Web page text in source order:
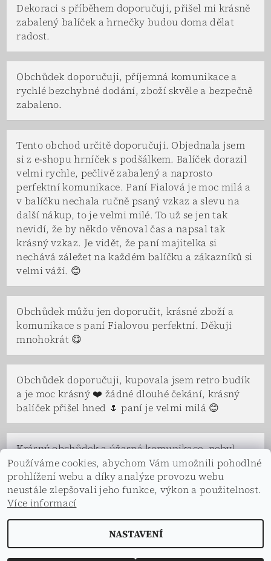
Dekoraci s příběhem doporučuji, přišel mi krásně
zabalený balíček a hrnečky budou doma dělat
radost.
Obchůdek doporučuji, příjemná komunikace a
rychlé bezchybné dodání, zboží skvěle a bezpečně
zabaleno.
Tento obchod určitě doporučuji. Objednala jsem
si z e-shopu hrníček s podšálkem. Balíček dorazil
velmi rychle, pečlivě zabalený a naprosto
perfektní komunikace. Paní Fialová je moc milá a
v balíčku nechala ručně psaný vzkaz a slevu na
další nákup, to je velmi milé. To už se jen tak
nevidí, že by někdo věnoval čas a napsal tak
krásný vzkaz. Je vidět, že paní majitelka si
nechává záležet na každém balíčku a zákazníků si
velmi váží. 😊
Obchůdek můžu jen doporučit, krásné zboží a
komunikace s paní Fialovou perfektní. Děkuji
mnohokrát 😋
Obchůdek doporučuji, kupovala jsem retro budík
a je moc krásný ❤️ žádné dlouhé čekání, krásný
balíček přišel hned 🌷 paní je velmi milá 😊
Krásný obchůdek a úžasná komunikace, nebyl
problém se na čemkoliv domluvit. Paní Fialová a
celá její rodina je velice vstřícná a ochotná, ve
všem nám vyšli vstříc a s úsměvem. Děkuji.
2026 © Dekorace s příběhem, všechna práva vyhrazena
Používáme cookies, abychom Vám umožnili pohodlné
prohlížení webu a díky analýze provozu webu
neustále zlepšovali jeho funkce, výkon a použitelnost.
Více informací
NASTAVENÍ